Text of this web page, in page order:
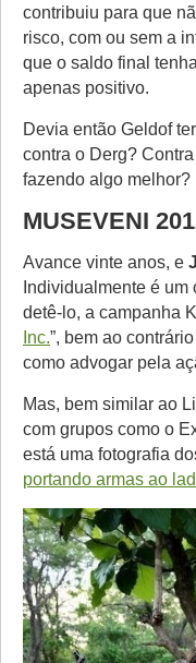
contribuiu para que
risco, com ou sem a
que o saldo final
apenas positivo.
Devia então Geldof
contra o Derg?
fazendo algo melhor?
MUSEVENI
Avance vinte anos, e
Individualmente é um
detê-lo, a campanha
Inc.”, bem ao
como advogar pela
Mas, bem similar ao
com grupos como o
está uma fotografia
portando armas ao